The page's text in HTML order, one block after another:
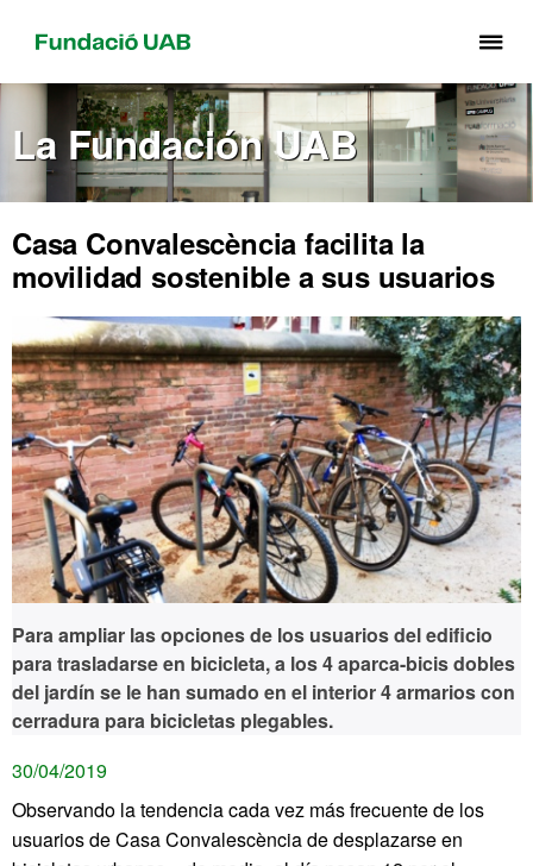
el
La Fundación UAB
Casa Convalescència facilita la
movilidad sostenible a sus usuarios
Para ampliar las opciones de los usuarios del edificio
para trasladarse en bicicleta, a los 4 aparca-bicis dobles
del jardín se le han sumado en el interior 4 armarios con
cerradura para bicicletas plegables.
30/04/2019
Observando la tendencia cada vez más frecuente de los
usuarios de Casa Convalescència de desplazarse en